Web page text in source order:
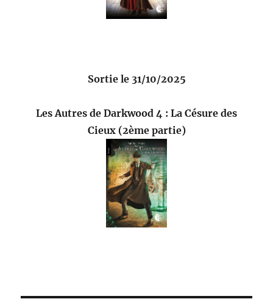
Sortie le 31/10/2025
Les Autres de Darkwood 4 : La Césure des
Cieux (2ème partie)